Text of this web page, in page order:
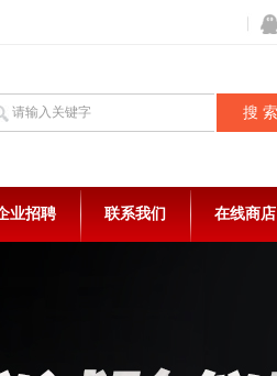
业招聘 联系我们 在线商店